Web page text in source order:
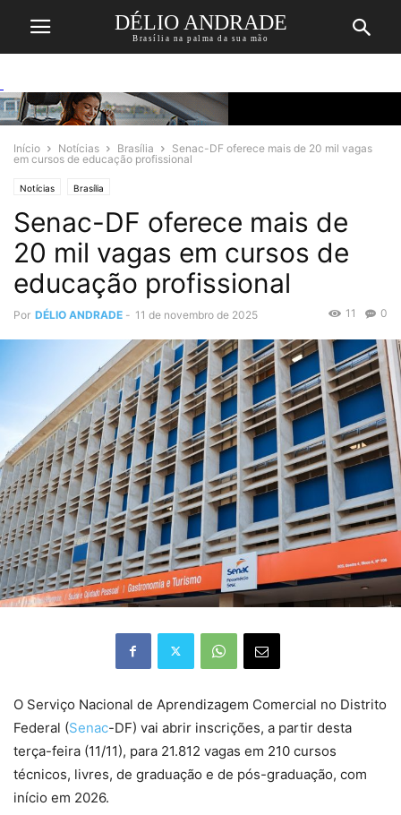
DÉLIO ANDRADE
Brasília na palma da sua mão
Início Notícias Brasília
Senac-DF oferece mais de 20 mil vagas
em cursos de educação profissional
Notícias Brasília
Senac-DF oferece mais de
20 mil vagas em cursos de
educação profissional
Por DÉLIO ANDRADE - 11 de novembro de 2025 0
11
O Serviço Nacional de Aprendizagem Comercial no Distrito
Federal (Senac-DF) vai abrir inscrições, a partir desta
terça-feira (11/11), para 21.812 vagas em 210 cursos
técnicos, livres, de graduação e de pós-graduação, com
início em 2026.